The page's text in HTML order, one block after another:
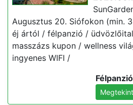
Augusztus 20. Siófokon (min.
éj ártól / félpanzió /
masszázs kupon / wellness
ingyenes WIFI /